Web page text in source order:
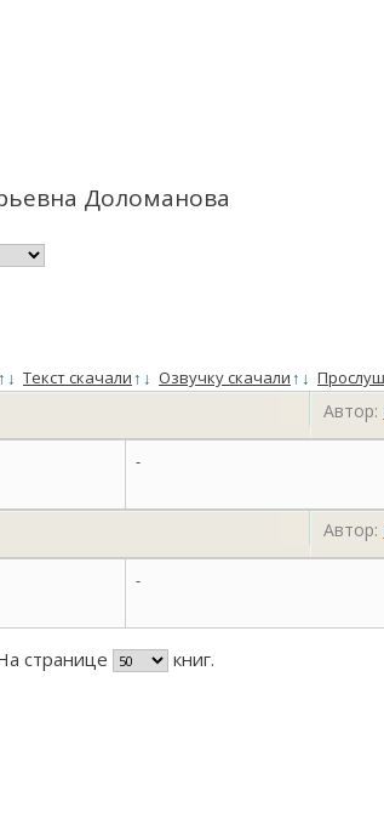
Доломанова
↑ ↓ Текст скачали↑ ↓ Озвучку скачали↑ ↓
Автор:
-
Автор:
-
странице книг.